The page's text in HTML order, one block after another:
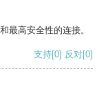
最高安全性的连接。
支持[0] 反对[0]